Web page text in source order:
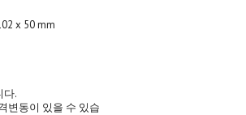
x 50 mm
다.
변동이 있을 수 있습